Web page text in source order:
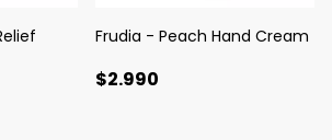
Frudia - Peach Hand Cream
$2.990